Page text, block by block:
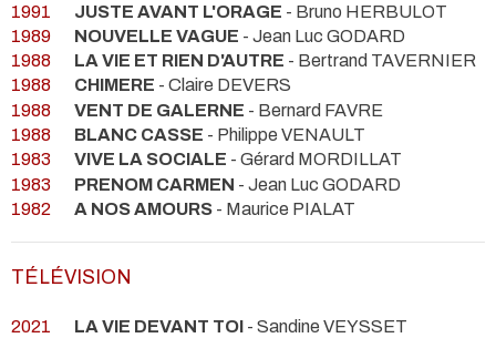
1991
JUSTE AVANT L'ORAGE - Bruno HERBULOT
1989
NOUVELLE VAGUE - Jean Luc GODARD
1988
LA VIE ET RIEN D'AUTRE - Bertrand TAVERNIER
1988
CHIMERE - Claire DEVERS
1988
VENT DE GALERNE - Bernard FAVRE
1988
BLANC CASSE - Philippe VENAULT
1983
VIVE LA SOCIALE - Gérard MORDILLAT
1983
PRENOM CARMEN - Jean Luc GODARD
1982
A NOS AMOURS - Maurice PIALAT
TÉLÉVISION
2021 LA VIE DEVANT TOI - Sandine VEYSSET